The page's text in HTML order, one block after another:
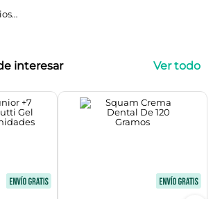
interesar Ver todo